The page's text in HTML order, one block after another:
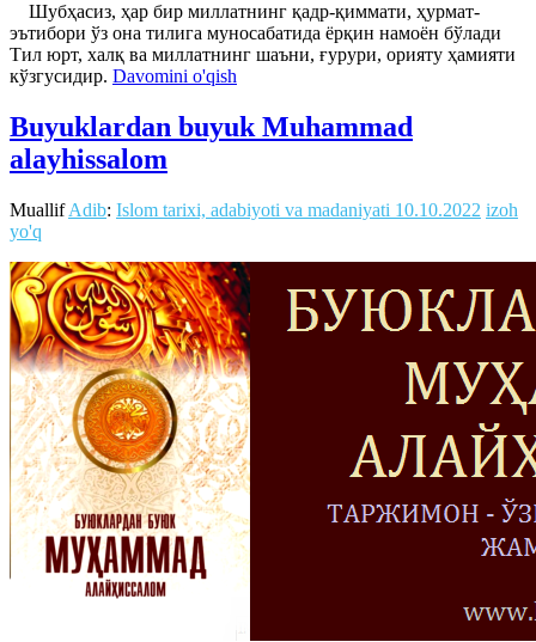
Шубҳасиз, ҳар бир миллатнинг қадр-қиммати, ҳурмат-
эътибори ўз она тилига муносабатида ёрқин намоён бўлади
Тил юрт, халқ ва миллатнинг шаъни, ғурури, орияту ҳамияти
кўзгусидир. Davomini o'qish
Buyuklardan buyuk Muhammad
alayhissalom
MuallifAdib: Islom tarixi, adabiyoti va madaniyati 10.10.2022 izoh
yo'q